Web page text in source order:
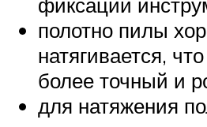
полотно пилы
натягивается,
более точный и
для натяжения